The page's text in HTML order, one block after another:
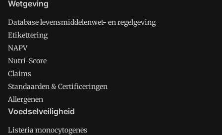
Wetgeving
Database levensmiddelenwet- en regelgeving
Etikettering
NAPV
Nutri-Score
Claims
Standaarden & Certificeringen
Allergenen
Voedselveiligheid
Listeria monocytogenes